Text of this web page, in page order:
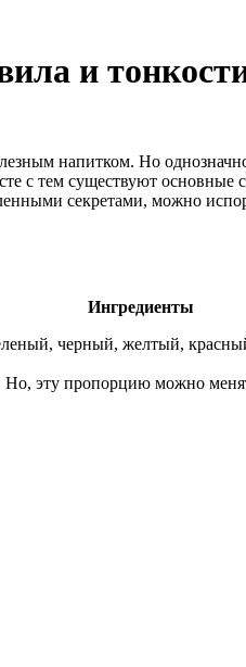
и
напитком. Но однозначно
с тем существуют
секретами, можно
Ингредиенты
черный, желтый,
эту пропорцию можно